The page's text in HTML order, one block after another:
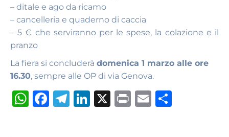
– ditale e ago da ricamo
– cancelleria e quaderno di caccia
– 5 € che serviranno per le spese, la colazione e il
pranzo
La fiera si concluderà domenica 1 marzo alle ore
16.30, sempre alle OP di via Genova.
W F
T
Li X
P
E